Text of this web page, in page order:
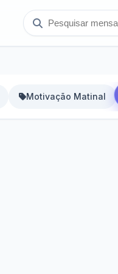
Motivação Matinal